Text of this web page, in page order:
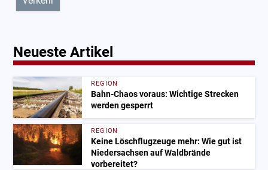
Neueste Artikel
REGION
Bahn-Chaos voraus: Wichtige Strecken
werden gesperrt
REGION
Keine Löschflugzeuge mehr: Wie gut ist
Niedersachsen auf Waldbrände
vorbereitet?